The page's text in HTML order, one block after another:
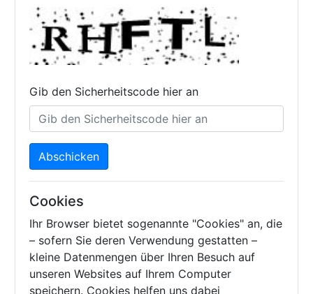
Gib den Sicherheitscode hier an
Abschicken
Cookies
Ihr Browser bietet sogenannte "Cookies" an, die
– sofern Sie deren Verwendung gestatten –
kleine Datenmengen über Ihren Besuch auf
unseren Websites auf Ihrem Computer
speichern. Cookies helfen uns dabei